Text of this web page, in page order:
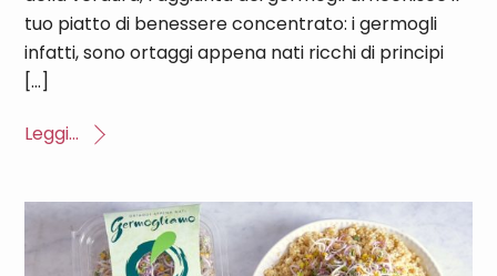
tuo piatto di benessere concentrato: i germogli
infatti, sono ortaggi appena nati ricchi di principi
[…]
Leggi...